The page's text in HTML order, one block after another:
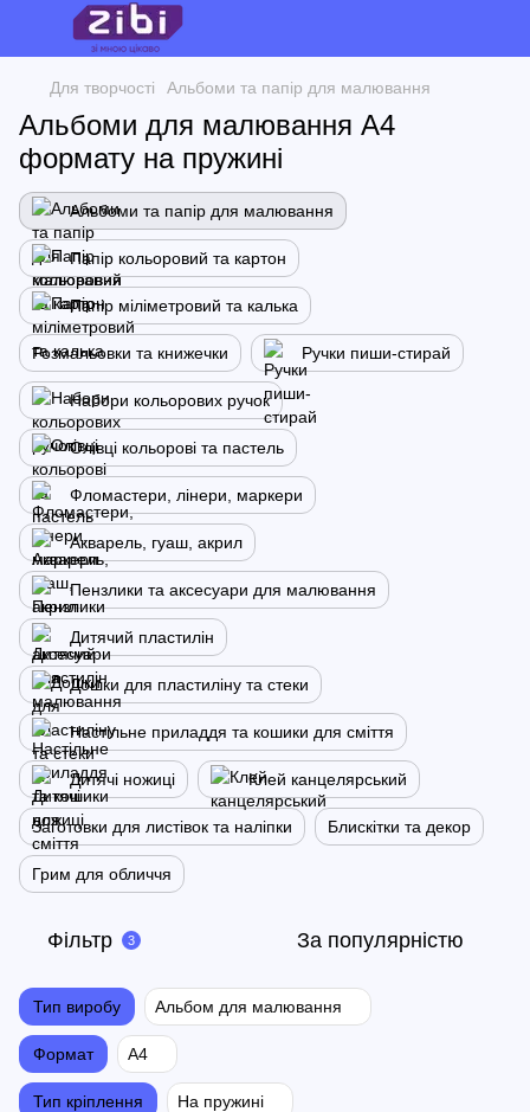
Для творчості Альбоми та папір для малювання
Альбоми для малювання А4
формату на пружині
Альбоми та папір для малювання
Папір кольоровий та картон
Папір міліметровий та калька
Розмальовки та книжечки Ручки пиши-стирай
Набори кольорових ручок
Олівці кольорові та пастель
Фломастери, лінери, маркери
Акварель, гуаш, акрил
Пензлики та аксесуари для малювання
Дитячий пластилін
Дошки для пластиліну та стеки
Настільне приладдя та кошики для сміття
Дитячі ножиці Клей канцелярський
Заготовки для листівок та наліпки Блискітки та декор
Грим для обличчя
Фільтр 3 За популярністю
Тип виробу Альбом для малювання
Формат А4
Тип кріплення На пружині